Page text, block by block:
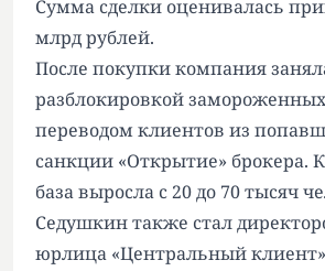
Сумма сделки оценивалась
млрд рублей.
После покупки компания
разблокировкой
переводом клиентов из
санкции «Открытие» брокера.
база выросла с 20 до 70 тысяч
Седушкин также стал
юрлица «Центральный